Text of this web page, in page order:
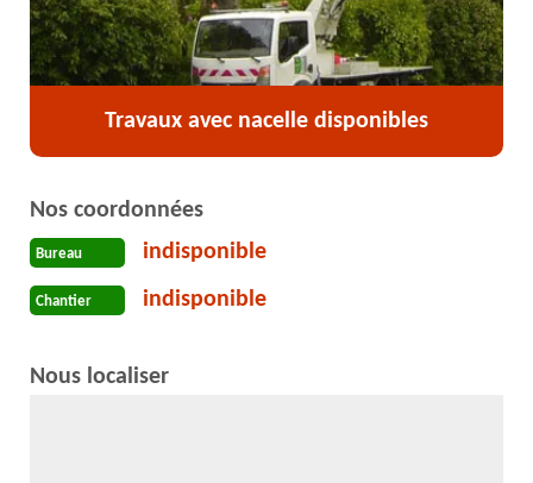
Travaux avec nacelle disponibles
Nos coordonnées
Bureau indisponible
Chantier indisponible
Nous localiser